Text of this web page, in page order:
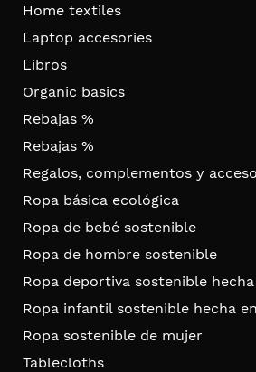
Home textiles
Laptop accesories
Libros
Organic basics
Rebajas %
Rebajas %
Regalos, complementos y
Ropa básica ecológica
Ropa de bebé sostenible
Ropa de hombre sostenible
Ropa deportiva sostenible hecha
Ropa infantil sostenible hecha
Ropa sostenible de mujer
Tablecloths